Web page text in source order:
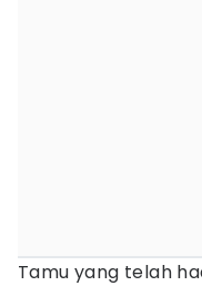
Tamu yang telah